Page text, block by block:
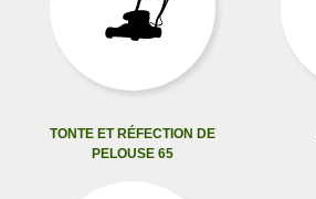
TONTE ET RÉFECTION DE
PELOUSE 65